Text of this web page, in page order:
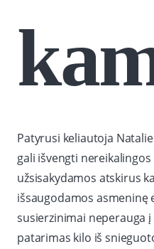
Patyrusi keliautoja
gali išvengti
užsisakydamos atskirus
išsaugodamos asmeninę
susierzinimai neperauga
patarimas kilo iš